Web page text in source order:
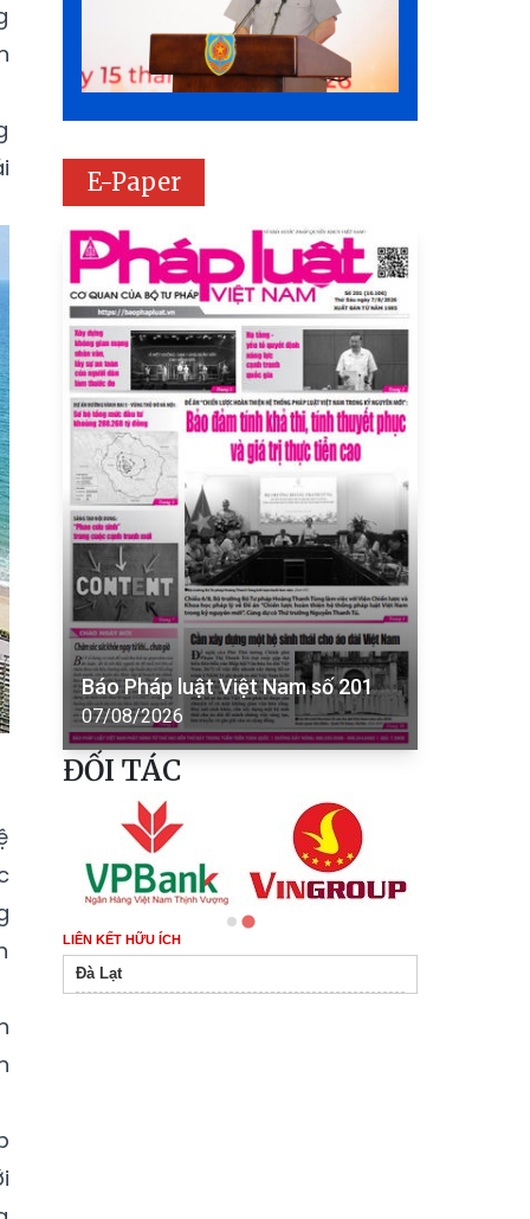
E-Paper
Báo Pháp luật Việt Nam số 201
07/08/2026
ĐỐI TÁC
LIÊN KẾT HỮU ÍCH
Đà Lạt